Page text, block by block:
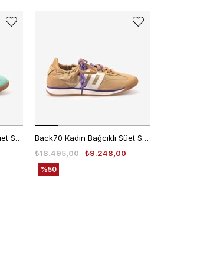
Back70 Kadın Bağcıklı Süet Spor & Sneaker Ayakkabı A26
Back70 Kadın Bağcıklı Süet Spor & Sneaker Ayakkabı A26
₺9.248,00
₺18.495,00
%50